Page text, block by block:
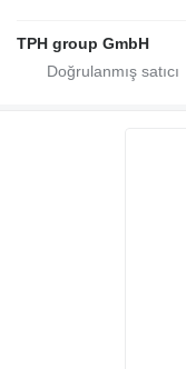
TPH group GmbH